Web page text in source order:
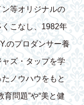
等オリジナルの
こなし、1982年
のプロダンサー養
ズ・タップを学
ノウハウをもと
問題”や“美と健